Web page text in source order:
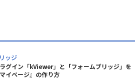
ッジ
グイン「kViewer」と「フォームブリッジ」を
イページ』の作り方